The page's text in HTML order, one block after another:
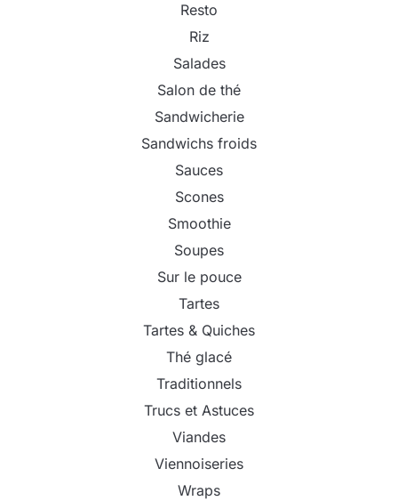
Resto
Riz
Salades
Salon de thé
Sandwicherie
Sandwichs froids
Sauces
Scones
Smoothie
Soupes
Sur le pouce
Tartes
Tartes & Quiches
Thé glacé
Traditionnels
Trucs et Astuces
Viandes
Viennoiseries
Wraps